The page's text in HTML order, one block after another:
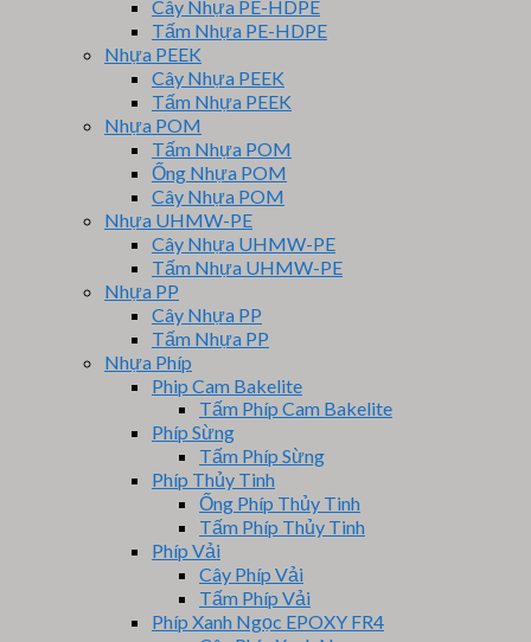
Cây Nhựa PE-HDPE
Tấm Nhựa PE-HDPE
Nhựa PEEK
Cây Nhựa PEEK
Tấm Nhựa PEEK
Nhựa POM
Tấm Nhựa POM
Ống Nhựa POM
Cây Nhựa POM
Nhựa UHMW-PE
Cây Nhựa UHMW-PE
Tấm Nhựa UHMW-PE
Nhựa PP
Cây Nhựa PP
Tấm Nhựa PP
Nhựa Phíp
Phip Cam Bakelite
Tấm Phíp Cam Bakelite
Phíp Sừng
Tấm Phíp Sừng
Phíp Thủy Tinh
Ống Phíp Thủy Tinh
Tấm Phíp Thủy Tinh
Phíp Vải
Cây Phíp Vải
Tấm Phíp Vải
Phíp Xanh Ngọc EPOXY FR4